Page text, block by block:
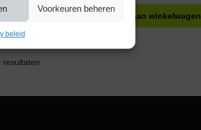
Voorkeuren beheren
beleid
winkelwagen Toevoegen aan winkelwagen
resultaten